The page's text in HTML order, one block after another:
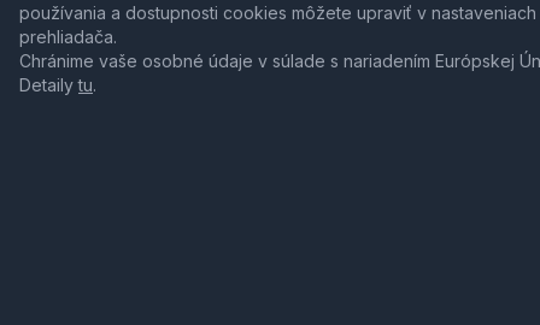
používania a dostupnosti cookies môžete upraviť v nastaveniach
prehliadača.
Chránime vaše osobné údaje v súlade s nariadením Európskej
Detailytu.